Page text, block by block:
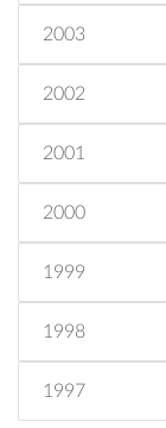
2003
2002
2001
2000
1999
1998
1997